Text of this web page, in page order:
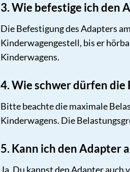
3. Wie befestige ich den
Die Befestigung des Adapters
Kinderwagengestell, bis er
Kinderwagens.
4. Wie schwer dürfen die
Bitte beachte die maximale
Kinderwagens. Die
5. Kann ich den Adapter
Ja, Du kannst den Adapter